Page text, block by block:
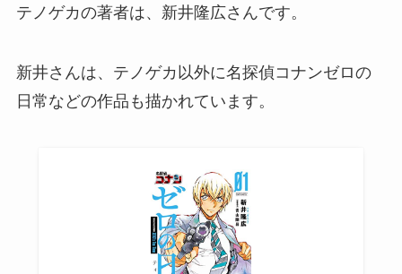
テノゲカの著者は、新井隆広さんです。
新井さんは、テノゲカ以外に名探偵コナンゼロの
日常などの作品も描かれています。